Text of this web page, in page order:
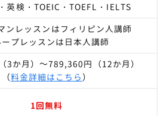
英検・TOEIC・TOEFL・IELTS
ンレッスンはフィリピン人講師
ープレッスンは日本人講師
3か月）～789,360円（12か月）
（料金詳細はこちら ）
1回無料